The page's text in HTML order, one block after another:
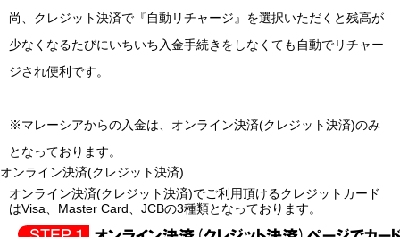
尚、クレジット決済で『自動リチャージ』を選択いただくと残高が
少なくなるたびにいちいち入金手続きをしなくても自動でリチャー
ジされ便利です。
※マレーシアからの入金は、オンライン決済(クレジット決済)のみ
となっております。
オンライン決済(クレジット決済)
オンライン決済(クレジット決済)でご利用頂けるクレジットカード
はVisa、Master Card、JCBの3種類となっております。